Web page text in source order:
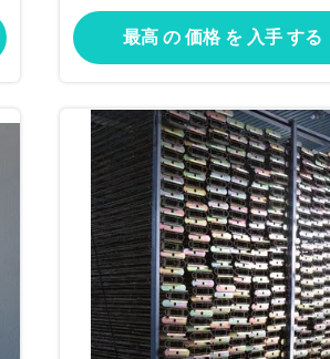
ー・バッグ、おりに入れる
最高 の 価格 を 入手 する